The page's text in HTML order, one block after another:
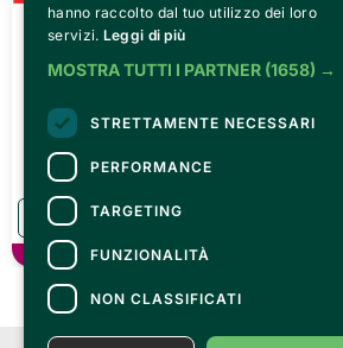
Luca Carboni - RIO ARI
O LIVE
Musica
hanno raccolto dal tuo utilizzo dei loro
servizi. Leggi di più
MOSTRA TUTTI I PARTNER (1658) →
STRETTAMENTE NECESSARI
PERFORMANCE
TARGETING
FUNZIONALITÀ
NON CLASSIFICATI